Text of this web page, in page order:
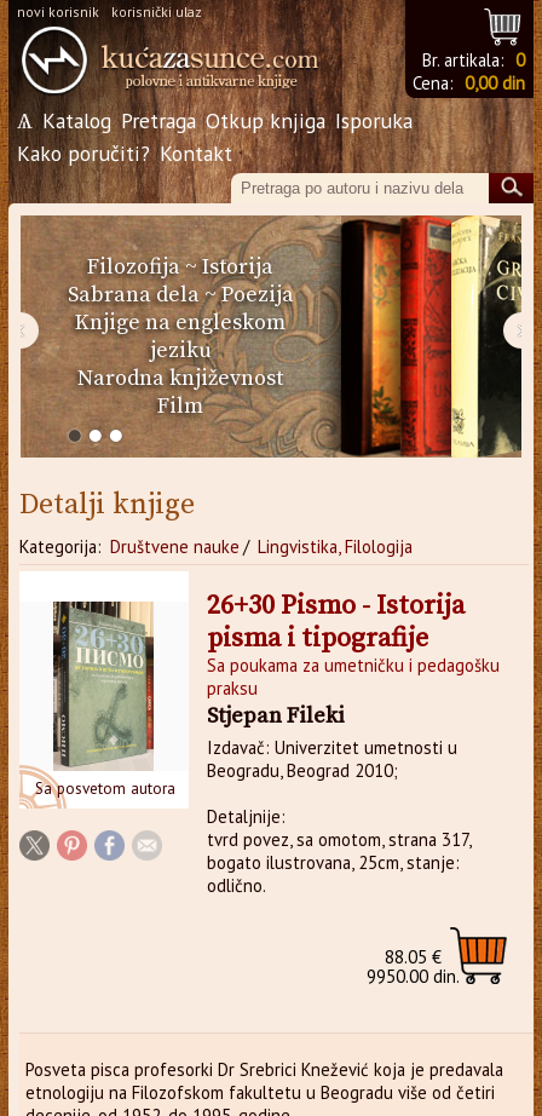
novi korisnik korisnički ulaz
Br. artikala: 0
Cena: 0,00 din
Ѧ Katalog Pretraga Otkup knjiga Isporuka
Kako poručiti? Kontakt
Filozofija~Istorija
Sabrana dela~Poezija
Knjige na engleskom
jeziku
Narodna književnost
Film
‹ ›
Detalji knjige
Kategorija: Društvene nauke / Lingvistika, Filologija
26+30 Pismo - Istorija
pisma i tipografije
Sa poukama za umetničku i pedagošku
praksu
Stjepan Fileki
Sa posvetom autora
Izdavač: Univerzitet umetnosti u
Beogradu, Beograd 2010;
Detaljnije:
tvrd povez, sa omotom, strana 317,
bogato ilustrovana, 25cm, stanje:
odlično.
88.05 €
9950.00 din.
Posveta pisca profesorki Dr Srebrici Knežević koja je predavala
etnologiju na Filozofskom fakultetu u Beogradu više od četiri